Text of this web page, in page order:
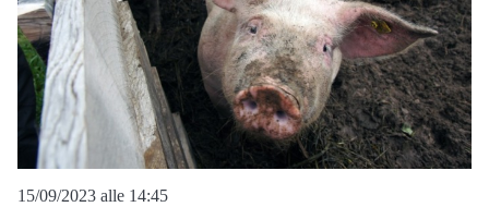
15/09/2023 alle 14:45